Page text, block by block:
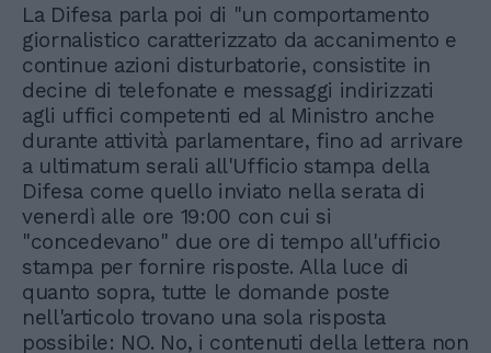
La Difesa parla poi di "un comportamento
giornalistico caratterizzato da accanimento e
continue azioni disturbatorie, consistite in
decine di telefonate e messaggi indirizzati
agli uffici competenti ed al Ministro anche
durante attività parlamentare, fino ad arrivare
a ultimatum serali all'Ufficio stampa della
Difesa come quello inviato nella serata di
venerdì alle ore 19:00 con cui si
"concedevano" due ore di tempo all'ufficio
stampa per fornire risposte. Alla luce di
quanto sopra, tutte le domande poste
nell'articolo trovano una sola risposta
possibile: NO. No, i contenuti della lettera non